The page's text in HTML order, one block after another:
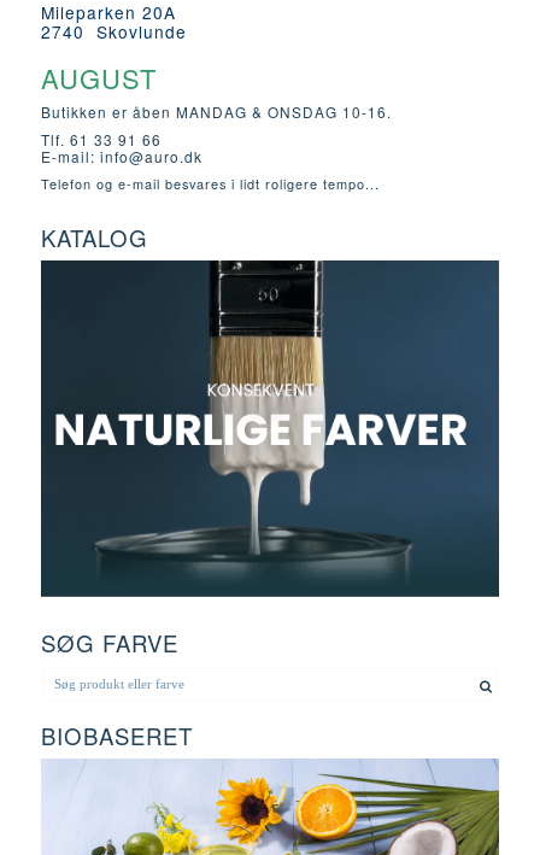
Mileparken 20A
2740 Skovlunde
AUGUST
Butikken er åben MANDAG & ONSDAG 10-16.
Tlf. 61 33 91 66
E-mail: info@auro.dk
Telefon og e-mail besvares i lidt roligere tempo...
KATALOG
SØG FARVE
BIOBASERET